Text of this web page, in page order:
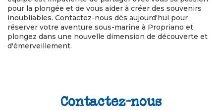
pour la plongée et de vous aider à créer des souvenirs
inoubliables. Contactez-nous dès aujourd'hui pour
réserver votre aventure sous-marine à Propriano et
plongez dans une nouvelle dimension de découverte et
d'émerveillement.
Contactez-nous